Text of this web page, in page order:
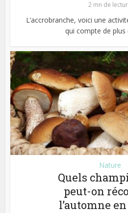
2 mn de
L’accrobranche, voici une
qui compte de plus
Nature
Quels
peut-on
l’automne